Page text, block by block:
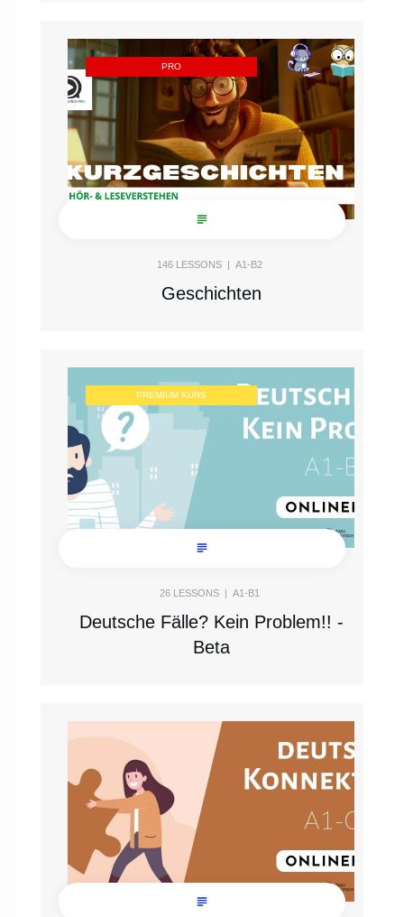
PRO
146LESSONS | A1-B2
Geschichten
PREMIUM KURS
26LESSONS | A1-B1
Deutsche Fälle? Kein Problem!! -
Beta